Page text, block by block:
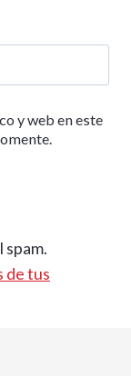
y web en este
spam.
de tus